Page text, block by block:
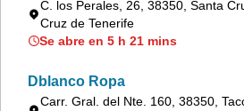
C. los Perales, 26, 38350, Santa
Cruz de Tenerife
Se abre en 5 h 21 mins
Dblanco Ropa
Carr. Gral. del Nte. 160, 38350,